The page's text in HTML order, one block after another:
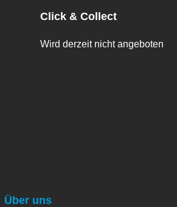
Click & Collect
Wird derzeit nicht angeboten
Über uns